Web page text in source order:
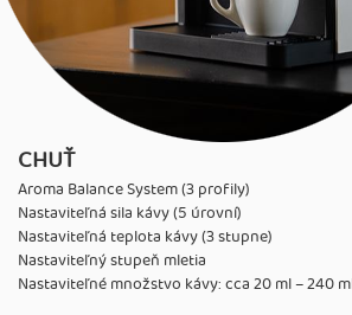
CHUŤ
Aroma Balance System (3 profily)
Nastaviteľná sila kávy (5 úrovní)
Nastaviteľná teplota kávy (3 stupne)
Nastaviteľný stupeň mletia
Nastaviteľné množstvo kávy: cca 20 ml – 240